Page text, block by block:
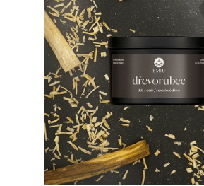
z
5
hvězdiček.